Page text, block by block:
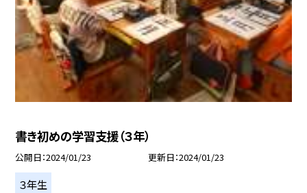
書き初めの学習支援（３年）
公開日 2024/01/23 更新日 2024/01/23
３年生